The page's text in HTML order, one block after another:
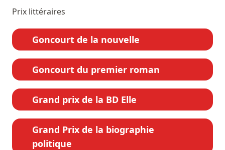
Prix littéraires
Goncourt de la nouvelle
Goncourt du premier roman
Grand prix de la BD Elle
Grand Prix de la biographie
politique